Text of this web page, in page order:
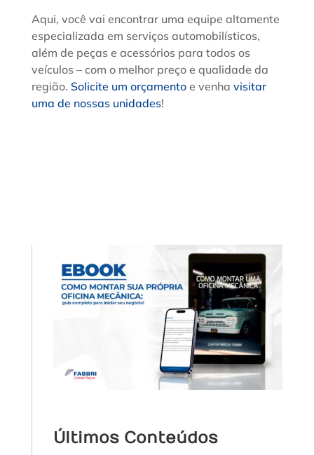
Aqui, você vai encontrar uma equipe altamente
especializada em serviços automobilísticos,
além de peças e acessórios para todos os
veículos – com o melhor preço e qualidade da
região. Solicite um orçamentoe venha visitar
uma de nossas unidades!
Últimos Conteúdos